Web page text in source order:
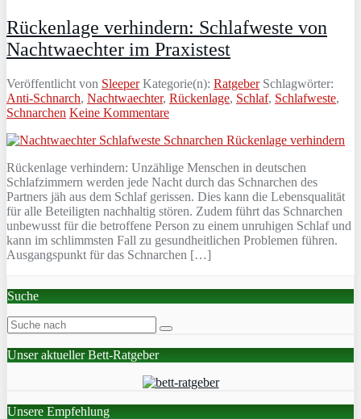
Rückenlage verhindern: Schlafweste von
Nachtwaechter im Praxistest
Veröffentlicht von Sleeper Kategorie(n): RatgeberSchlagwörter:
Anti-Schnarch, Nachtwaechter, Rückenlage, Schlaf, Schlafweste,
Schnarchen Keine Kommentare
Rückenlage verhindern: Unzählige Menschen in deutschen
Schlafzimmern werden jede Nacht durch das Schnarchen des
Partners jäh aus dem Schlaf gerissen. Dies kann die Lebensqualität
für alle Beteiligten nachhaltig stören. Zudem führt das Schnarchen
unbewusst für die betroffene Person zu einem unruhigen Schlaf und
kann im schlimmsten Fall zu gesundheitlichen Problemen führen.
Ausgangspunkt für das Schnarchen […]
Suche
Unser aktueller Bett-Ratgeber
Unsere Empfehlung